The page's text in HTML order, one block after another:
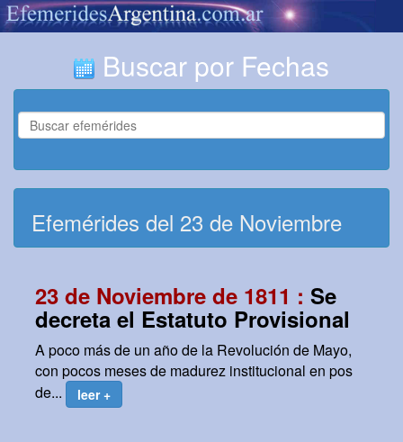
Buscar por Fechas
Efemérides del 23 de Noviembre
23 de Noviembre de 1811 : Se
decreta el Estatuto Provisional
A poco más de un año de la Revolución de Mayo,
con pocos meses de madurez institucional en pos
de...
leer +